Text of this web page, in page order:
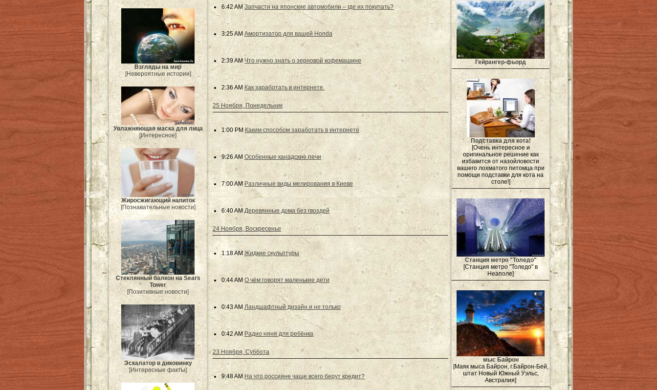
Взгляды на мир
[Невероятные истории]
Увлажняющая маска для лица
[Интересное]
Жиросжигающий напиток
[Познавательные новости]
Стеклянный балкон на Sears
Tower
[Позитивные новости]
Эскалатор в диковинку
[Интересные факты]
6:42 AM Запчасти на японские автомобили – где их покупать?
3:25 AM Амортизатор для вашей Honda
2:39 AM Что нужно знать о зерновой кофемашине
2:36 AM Как заработать в интернете.
25 Ноября, Понедельник
1:00 PM Каким способом заработать в интернете
9:26 AM Особенные канадские печи
7:00 AM Различные виды мелирования в Киеве
6:40 AM Деревянные дома без гвоздей
24 Ноября, Воскресенье
1:18 AM Жидкие скульптуры
0:44 AM О чём говорят маленькие дети
0:43 AM Ландшафтный дизайн и не только
0:42 AM Радио няня для ребёнка
23 Ноября, Суббота
9:48 AM На что россияне чаще всего берут кредит?
Гейрангер-фьорд
Подставка для кота!
[Очень интересное и
оригинальное решение как
избавится от назойловости
вашего лохматого питомца при
помощи подставки для кота на
столе!]
Станция метро "Толедо"
[Станция метро "Толедо" в
Неаполе]
мыс Байрон
[Маяк мыса Байрон, г.Байрон-Бей,
штат Новый Южный Уэльс,
Австралия]